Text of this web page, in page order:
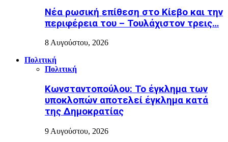
Nέα ρωσική επίθεση στο Κίεβο και την
περιφέρεια του – Τουλάχιστον τρεις…
8 Αυγούστου, 2026
Πολιτική
Πολιτική
Κωνσταντοπούλου: Το έγκλημα των
υποκλοπών αποτελεί έγκλημα κατά
της Δημοκρατίας
9 Αυγούστου, 2026